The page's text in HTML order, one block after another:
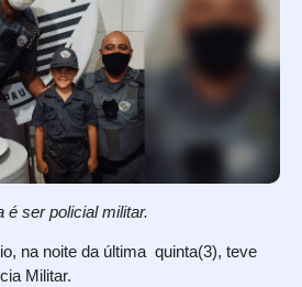
é ser policial militar.
na noite da última quinta(3), teve
Militar.